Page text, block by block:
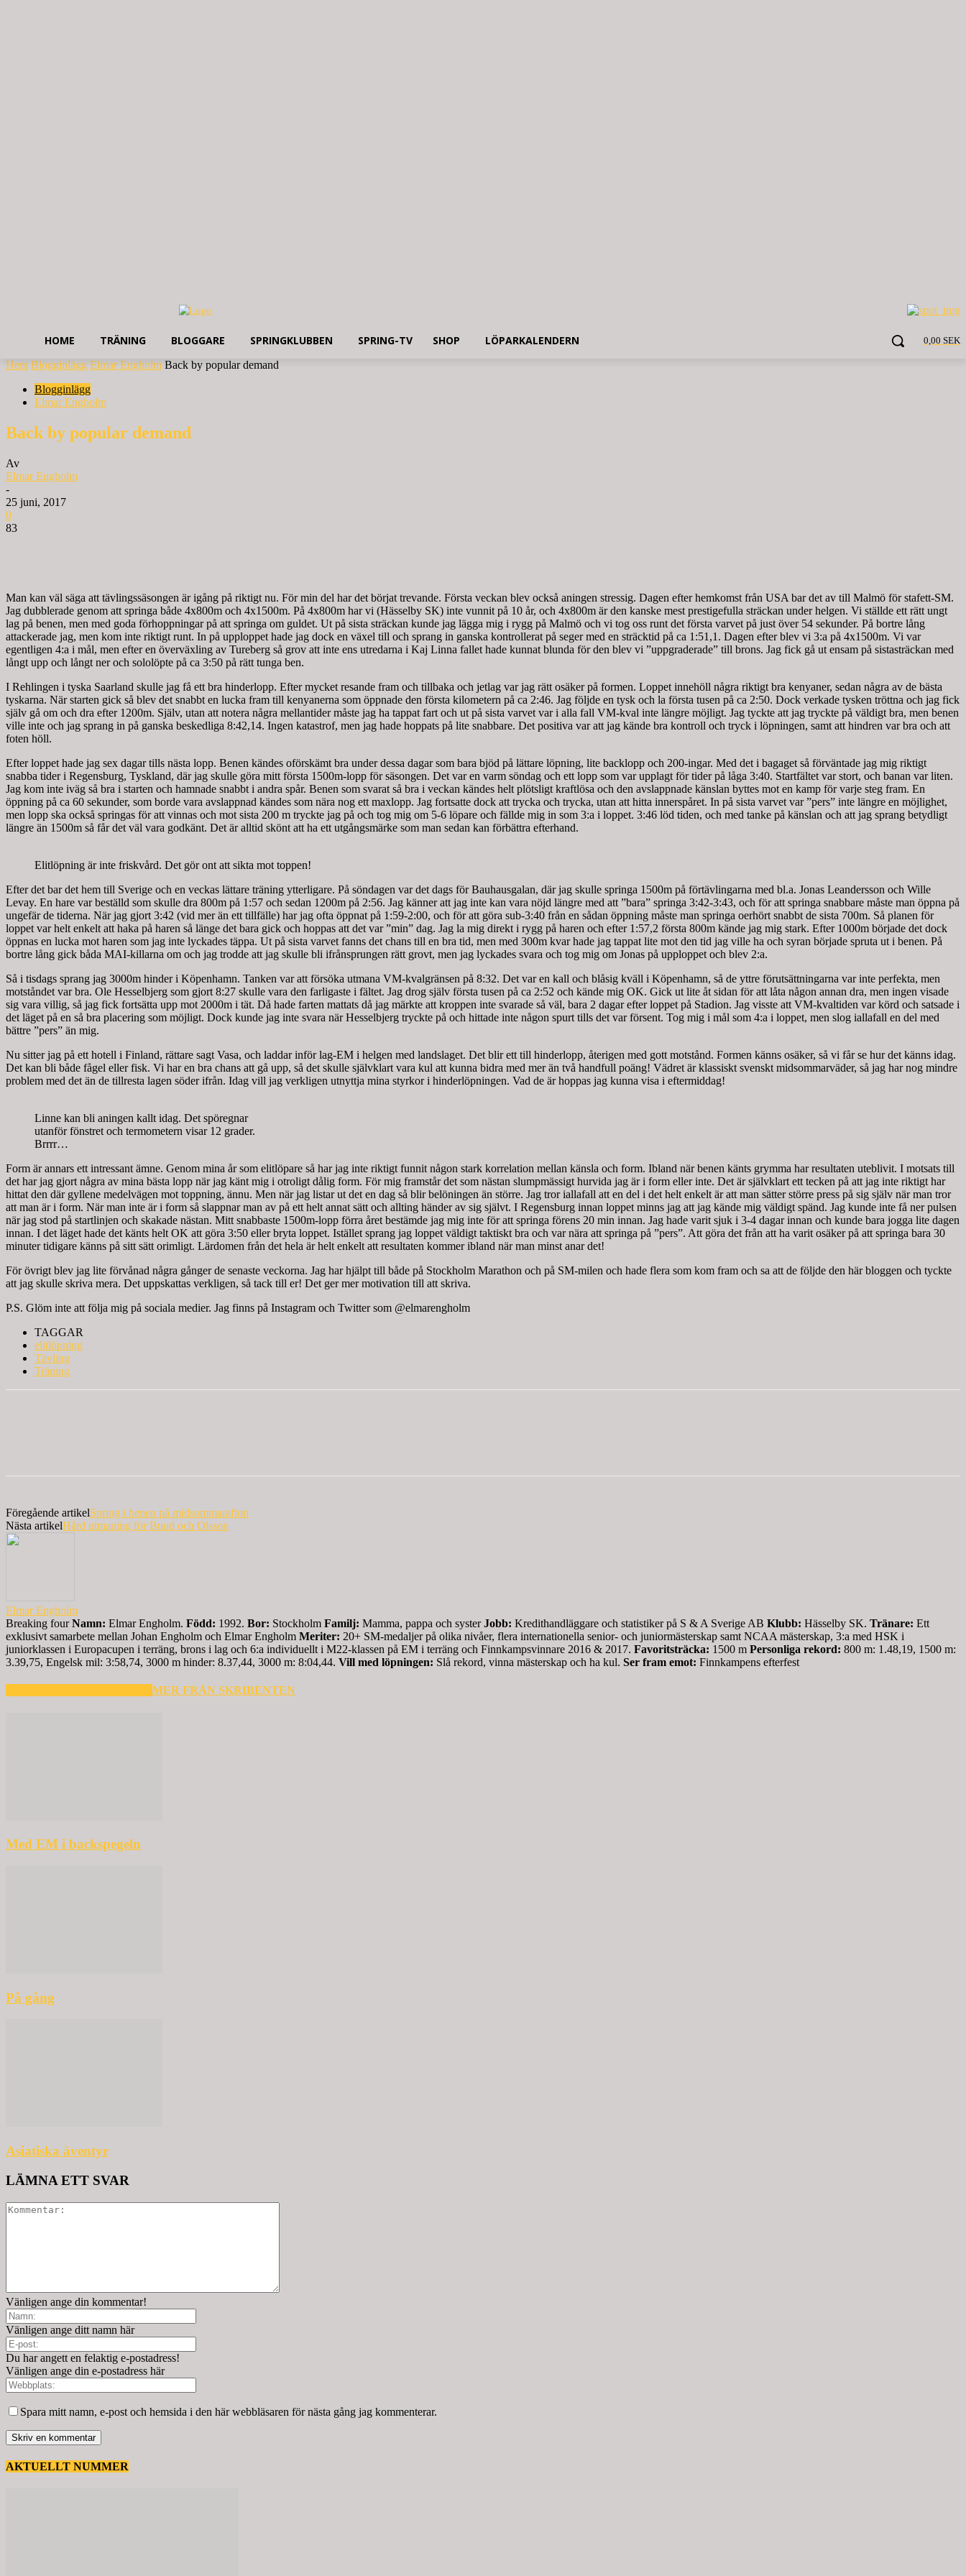
0,00 SEK
HOME TRÄNING BLOGGARE SPRINGKLUBBEN SPRING-TV SHOP LÖPARKALENDERN
Hem Blogginlägg Elmar Engholm Back by popular demand
Blogginlägg
Elmar Engholm
Back by popular demand
Av
Elmar Engholm
-
25 juni, 2017
0
83
Man kan väl säga att tävlingssäsongen är igång på riktigt nu. För min del har det börjat trevande. Första veckan blev också aningen stressig. Dagen efter hemkomst från USA bar det av till Malmö för stafett-SM.
Jag dubblerade genom att springa både 4x800m och 4x1500m. På 4x800m har vi (Hässelby SK) inte vunnit på 10 år, och 4x800m är den kanske mest prestigefulla sträckan under helgen. Vi ställde ett rätt ungt
lag på benen, men med goda förhoppningar på att springa om guldet. Ut på sista sträckan kunde jag lägga mig i rygg på Malmö och vi tog oss runt det första varvet på just över 54 sekunder. På bortre lång
attackerade jag, men kom inte riktigt runt. In på upploppet hade jag dock en växel till och sprang in ganska kontrollerat på seger med en sträcktid på ca 1:51,1. Dagen efter blev vi 3:a på 4x1500m. Vi var
egentligen 4:a i mål, men efter en överväxling av Tureberg så grov att inte ens utredarna i Kaj Linna fallet hade kunnat blunda för den blev vi ”uppgraderade” till brons. Jag fick gå ut ensam på sistasträckan med
långt upp och långt ner och sololöpte på ca 3:50 på rätt tunga ben.
I Rehlingen i tyska Saarland skulle jag få ett bra hinderlopp. Efter mycket resande fram och tillbaka och jetlag var jag rätt osäker på formen. Loppet innehöll några riktigt bra kenyaner, sedan några av de bästa
tyskarna. När starten gick så blev det snabbt en lucka fram till kenyanerna som öppnade den första kilometern på ca 2:46. Jag följde en tysk och la första tusen på ca 2:50. Dock verkade tysken tröttna och jag fick
själv gå om och dra efter 1200m. Själv, utan att notera några mellantider måste jag ha tappat fart och ut på sista varvet var i alla fall VM-kval inte längre möjligt. Jag tyckte att jag tryckte på väldigt bra, men benen
ville inte och jag sprang in på ganska beskedliga 8:42,14. Ingen katastrof, men jag hade hoppats på lite snabbare. Det positiva var att jag kände bra kontroll och tryck i löpningen, samt att hindren var bra och att
foten höll.
Efter loppet hade jag sex dagar tills nästa lopp. Benen kändes oförskämt bra under dessa dagar som bara bjöd på lättare löpning, lite backlopp och 200-ingar. Med det i bagaget så förväntade jag mig riktigt
snabba tider i Regensburg, Tyskland, där jag skulle göra mitt första 1500m-lopp för säsongen. Det var en varm söndag och ett lopp som var upplagt för tider på låga 3:40. Startfältet var stort, och banan var liten.
Jag kom inte iväg så bra i starten och hamnade snabbt i andra spår. Benen som svarat så bra i veckan kändes helt plötsligt kraftlösa och den avslappnade känslan byttes mot en kamp för varje steg fram. En
öppning på ca 60 sekunder, som borde vara avslappnad kändes som nära nog ett maxlopp. Jag fortsatte dock att trycka och trycka, utan att hitta innerspåret. In på sista varvet var ”pers” inte längre en möjlighet,
men lopp ska också springas för att vinnas och mot sista 200 m tryckte jag på och tog mig om 5-6 löpare och fällde mig in som 3:a i loppet. 3:46 löd tiden, och med tanke på känslan och att jag sprang betydligt
längre än 1500m så får det väl vara godkänt. Det är alltid skönt att ha ett utgångsmärke som man sedan kan förbättra efterhand.
Elitlöpning är inte friskvård. Det gör ont att sikta mot toppen!
Efter det bar det hem till Sverige och en veckas lättare träning ytterligare. På söndagen var det dags för Bauhausgalan, där jag skulle springa 1500m på förtävlingarna med bl.a. Jonas Leandersson och Wille
Levay. En hare var beställd som skulle dra 800m på 1:57 och sedan 1200m på 2:56. Jag känner att jag inte kan vara nöjd längre med att ”bara” springa 3:42-3:43, och för att springa snabbare måste man öppna på
ungefär de tiderna. När jag gjort 3:42 (vid mer än ett tillfälle) har jag ofta öppnat på 1:59-2:00, och för att göra sub-3:40 från en sådan öppning måste man springa oerhört snabbt de sista 700m. Så planen för
loppet var helt enkelt att haka på haren så länge det bara gick och hoppas att det var ”min” dag. Jag la mig direkt i rygg på haren och efter 1:57,2 första 800m kände jag mig stark. Efter 1000m började det dock
öppnas en lucka mot haren som jag inte lyckades täppa. Ut på sista varvet fanns det chans till en bra tid, men med 300m kvar hade jag tappat lite mot den tid jag ville ha och syran började spruta ut i benen. På
bortre lång gick båda MAI-killarna om och jag trodde att jag skulle bli ifrånsprungen rätt grovt, men jag lyckades svara och tog mig om Jonas på upploppet och blev 2:a.
Så i tisdags sprang jag 3000m hinder i Köpenhamn. Tanken var att försöka utmana VM-kvalgränsen på 8:32. Det var en kall och blåsig kväll i Köpenhamn, så de yttre förutsättningarna var inte perfekta, men
motståndet var bra. Ole Hesselbjerg som gjort 8:27 skulle vara den farligaste i fältet. Jag drog själv första tusen på ca 2:52 och kände mig OK. Gick ut lite åt sidan för att låta någon annan dra, men ingen visade
sig vara villig, så jag fick fortsätta upp mot 2000m i tät. Då hade farten mattats då jag märkte att kroppen inte svarade så väl, bara 2 dagar efter loppet på Stadion. Jag visste att VM-kvaltiden var körd och satsade i
det läget på en så bra placering som möjligt. Dock kunde jag inte svara när Hesselbjerg tryckte på och hittade inte någon spurt tills det var försent. Tog mig i mål som 4:a i loppet, men slog iallafall en del med
bättre ”pers” än mig.
Nu sitter jag på ett hotell i Finland, rättare sagt Vasa, och laddar inför lag-EM i helgen med landslaget. Det blir ett till hinderlopp, återigen med gott motstånd. Formen känns osäker, så vi får se hur det känns idag.
Det kan bli både fågel eller fisk. Vi har en bra chans att gå upp, så det skulle självklart vara kul att kunna bidra med mer än två handfull poäng! Vädret är klassiskt svenskt midsommarväder, så jag har nog mindre
problem med det än de tillresta lagen söder ifrån. Idag vill jag verkligen utnyttja mina styrkor i hinderlöpningen. Vad de är hoppas jag kunna visa i eftermiddag!
Linne kan bli aningen kallt idag. Det spöregnar
utanför fönstret och termometern visar 12 grader.
Brrrr…
Form är annars ett intressant ämne. Genom mina år som elitlöpare så har jag inte riktigt funnit någon stark korrelation mellan känsla och form. Ibland när benen känts grymma har resultaten uteblivit. I motsats till
det har jag gjort några av mina bästa lopp när jag känt mig i otroligt dålig form. För mig framstår det som nästan slumpmässigt hurvida jag är i form eller inte. Det är självklart ett tecken på att jag inte riktigt har
hittat den där gyllene medelvägen mot toppning, ännu. Men när jag listar ut det en dag så blir belöningen än större. Jag tror iallafall att en del i det helt enkelt är att man sätter större press på sig själv när man tror
att man är i form. När man inte är i form så slappnar man av på ett helt annat sätt och allting händer av sig självt. I Regensburg innan loppet minns jag att jag kände mig väldigt spänd. Jag kunde inte få ner pulsen
när jag stod på startlinjen och skakade nästan. Mitt snabbaste 1500m-lopp förra året bestämde jag mig inte för att springa förens 20 min innan. Jag hade varit sjuk i 3-4 dagar innan och kunde bara jogga lite dagen
innan. I det läget hade det känts helt OK att göra 3:50 eller bryta loppet. Istället sprang jag loppet väldigt taktiskt bra och var nära att springa på ”pers”. Att göra det från att ha varit osäker på att springa bara 30
minuter tidigare känns på sitt sätt orimligt. Lärdomen från det hela är helt enkelt att resultaten kommer ibland när man minst anar det!
För övrigt blev jag lite förvånad några gånger de senaste veckorna. Jag har hjälpt till både på Stockholm Marathon och på SM-milen och hade flera som kom fram och sa att de följde den här bloggen och tyckte
att jag skulle skriva mera. Det uppskattas verkligen, så tack till er! Det ger mer motivation till att skriva.
P.S. Glöm inte att följa mig på sociala medier. Jag finns på Instagram och Twitter som @elmarengholm
TAGGAR
elitlöpning
Tävling
Träning
Föregående artikelSpring i benen på midsommarafton
Nästa artikelHård utmaning för Buud och Olsson
Elmar Engholm
Breaking fourNamn: Elmar Engholm. Född: 1992. Bor: Stockholm Familj: Mamma, pappa och systerJobb: Kredithandläggare och statistiker på S & A Sverige AB Klubb: Hässelby SK. Tränare: Ett
exklusivt samarbete mellan Johan Engholm och Elmar Engholm Meriter: 20+ SM-medaljer på olika nivåer, flera internationella senior- och juniormästerskap samt NCAA mästerskap, 3:a med HSK i
juniorklassen i Europacupen i terräng, brons i lag och 6:a individuellt i M22-klassen på EM i terräng och Finnkampsvinnare 2016 & 2017. Favoritsträcka: 1500 m Personliga rekord: 800 m: 1.48,19, 1500 m:
3.39,75, Engelsk mil: 3:58,74, 3000 m hinder: 8.37,44, 3000 m: 8:04,44. Vill med löpningen: Slå rekord, vinna mästerskap och ha kul. Ser fram emot: Finnkampens efterfest
MER FRÅN SKRIBENTEN
Med EM i backspegeln
På gång
Asiatiska äventyr
LÄMNA ETT SVAR
Vänligen ange din kommentar!
Vänligen ange ditt namn här
Du har angett en felaktig e-postadress!
Vänligen ange din e-postadress här
Spara mitt namn, e-post och hemsida i den här webbläsaren för nästa gång jag kommenterar.
AKTUELLT NUMMER